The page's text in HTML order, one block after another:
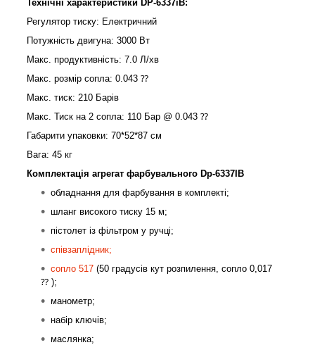
Технічні характеристики DP-6337iB:
Регулятор тиску: Електричний
Потужність двигуна: 3000 Вт
Макс. продуктивність: 7.0 Л/хв
Макс. розмір сопла: 0.043 ⁇
Макс. тиск: 210 Барів
Макс. Тиск на 2 сопла: 110 Бар @ 0.043 ⁇
Габарити упаковки: 70*52*87 см
Вага: 45 кг
Комплектація агрегат фарбувального Dp-6337IB
обладнання для фарбування в комплекті;
шланг високого тиску 15 м;
пістолет із фільтром у ручці;
співзаплідник;
сопло 517 (50 градусів кут розпилення, сопло 0,017
⁇ );
манометр;
набір ключів;
маслянка;